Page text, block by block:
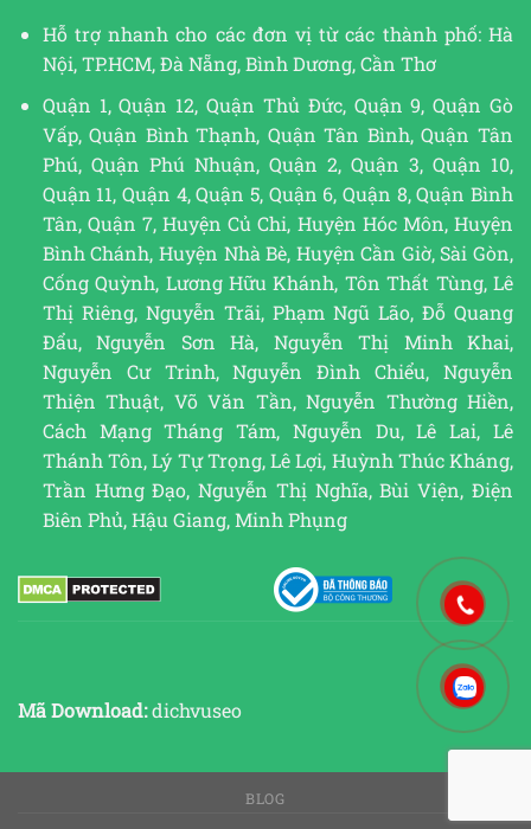
Hỗ trợ nhanh cho các đơn vị từ các thành phố: Hà
Nội, TP.HCM, Đà Nẵng, Bình Dương, Cần Thơ
Quận 1, Quận 12, Quận Thủ Đức, Quận 9, Quận Gò
Vấp, Quận Bình Thạnh, Quận Tân Bình, Quận Tân
Phú, Quận Phú Nhuận, Quận 2, Quận 3, Quận 10,
Quận 11, Quận 4, Quận 5, Quận 6, Quận 8, Quận Bình
Tân, Quận 7, Huyện Củ Chi, Huyện Hóc Môn, Huyện
Bình Chánh, Huyện Nhà Bè, Huyện Cần Giờ, Sài Gòn,
Cống Quỳnh, Lương Hữu Khánh, Tôn Thất Tùng, Lê
Thị Riêng, Nguyễn Trãi, Phạm Ngũ Lão, Đỗ Quang
Đẩu, Nguyễn Sơn Hà, Nguyễn Thị Minh Khai,
Nguyễn Cư Trinh, Nguyễn Đình Chiểu, Nguyễn
Thiện Thuật, Võ Văn Tần, Nguyễn Thường Hiền,
Cách Mạng Tháng Tám, Nguyễn Du, Lê Lai, Lê
Thánh Tôn, Lý Tự Trọng, Lê Lợi, Huỳnh Thúc Kháng,
Trần Hưng Đạo, Nguyễn Thị Nghĩa, Bùi Viện, Điện
Biên Phủ, Hậu Giang, Minh Phụng
Mã Download:dichvuseo
BLOG